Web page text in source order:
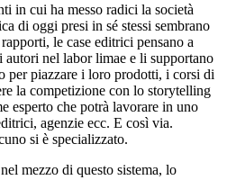
in cui ha messo radici la società
di oggi presi in sé stessi sembrano
le case editrici pensano a
autori nel labor limae e li supportano
per piazzare i loro prodotti, i corsi di
la competizione con lo storytelling
esperto che potrà lavorare in uno
agenzie ecc. E così via.
si è specializzato.
mezzo di questo sistema, lo